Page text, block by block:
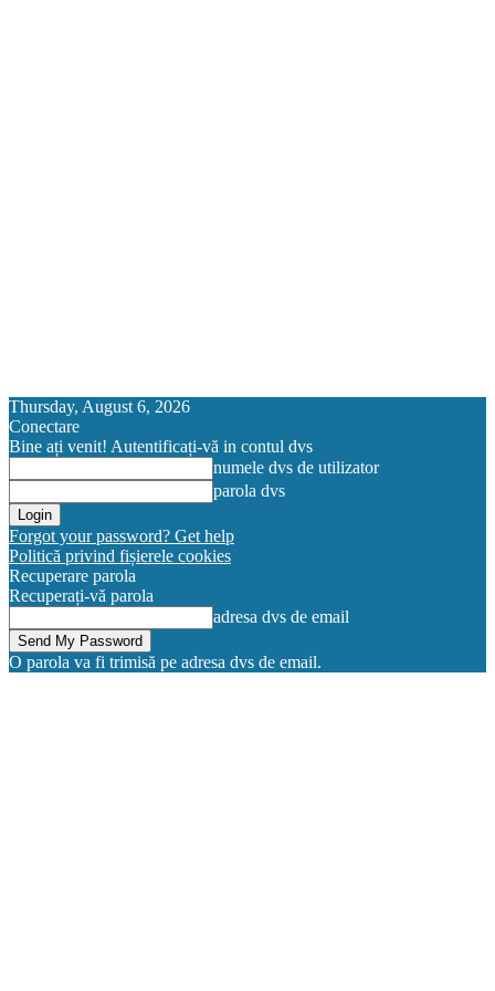
Thursday, August 6, 2026
Conectare
Bine ați venit! Autentificați-vă in contul dvs
numele dvs de utilizator
parola dvs
Forgot your password? Get help
Politică privind fișierele cookies
Recuperare parola
Recuperați-vă parola
adresa dvs de email
O parola va fi trimisă pe adresa dvs de email.